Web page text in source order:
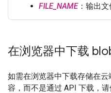
FILE_NAME：输出文
在浏览器中下载
如需在浏览器中下载存储在
容，而不是通过 API 下载，请